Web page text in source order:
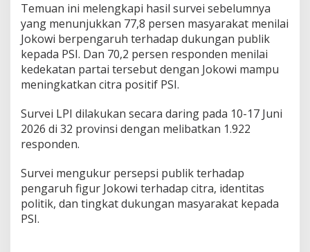
Temuan ini melengkapi hasil survei sebelumnya
yang menunjukkan 77,8 persen masyarakat menilai
Jokowi berpengaruh terhadap dukungan publik
kepada PSI. Dan 70,2 persen responden menilai
kedekatan partai tersebut dengan Jokowi mampu
meningkatkan citra positif PSI.
Survei LPI dilakukan secara daring pada 10-17 Juni
2026 di 32 provinsi dengan melibatkan 1.922
responden.
Survei mengukur persepsi publik terhadap
pengaruh figur Jokowi terhadap citra, identitas
politik, dan tingkat dukungan masyarakat kepada
PSI.